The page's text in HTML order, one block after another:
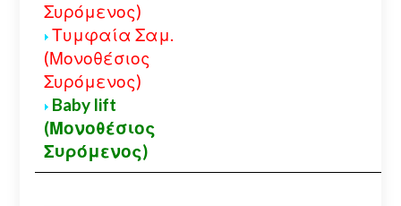
Συρόμενος)
Τυμφαία Σαμ.
(Μονοθέσιος
Συρόμενος)
Baby lift
(Μονοθέσιος
Συρόμενος)